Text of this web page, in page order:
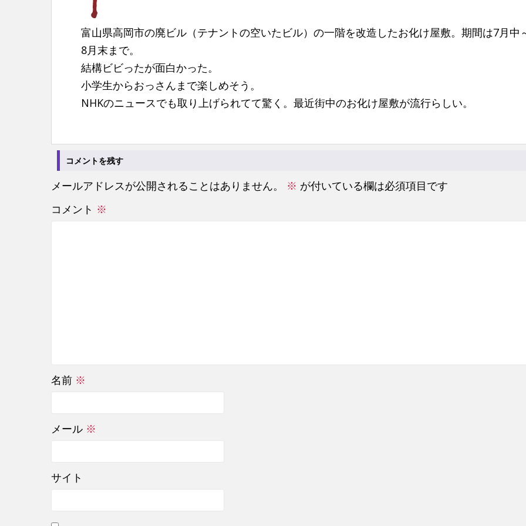
富山県高岡市の廃ビル（テナントの空いたビル）の一階を改造したお化け屋敷。期間は7月中
8月末まで。
結構ビビったが面白かった。
小学生からおっさんまで楽しめそう。
NHKのニュースでも取り上げられてて驚く。最近街中のお化け屋敷が流行らしい。
コメントを残す
メールアドレスが公開されることはありません。 ※ が付いている欄は必須項目です
コメント ※
名前 ※
メール ※
サイト